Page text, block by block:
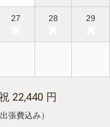
27 28 29
22,440 円
張費込み）